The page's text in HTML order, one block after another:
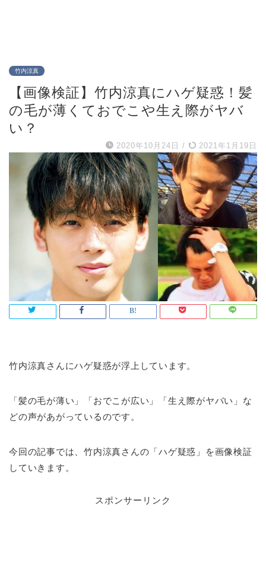
竹内涼真
【画像検証】竹内涼真にハゲ疑惑！髪
の毛が薄くておでこや生え際がヤバ
い？
2020年10月24日 / 2021年1月19日
竹内涼真さんにハゲ疑惑が浮上しています。
「髪の毛が薄い」「おでこが広い」「生え際がヤバい」な
どの声があがっているのです。
今回の記事では、竹内涼真さんの「ハゲ疑惑」を画像検証
していきます。
スポンサーリンク